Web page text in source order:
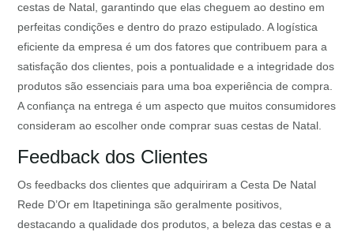
cestas de Natal, garantindo que elas cheguem ao destino em
perfeitas condições e dentro do prazo estipulado. A logística
eficiente da empresa é um dos fatores que contribuem para a
satisfação dos clientes, pois a pontualidade e a integridade dos
produtos são essenciais para uma boa experiência de compra.
A confiança na entrega é um aspecto que muitos consumidores
consideram ao escolher onde comprar suas cestas de Natal.
Feedback dos Clientes
Os feedbacks dos clientes que adquiriram a Cesta De Natal
Rede D’Or em Itapetininga são geralmente positivos,
destacando a qualidade dos produtos, a beleza das cestas e a